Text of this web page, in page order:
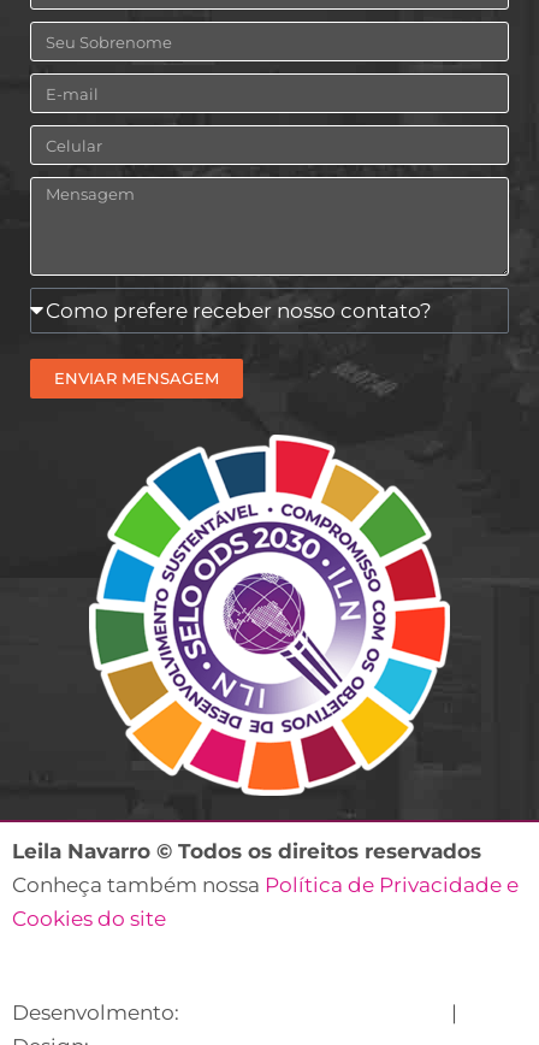
Sobrenome
Email
Celular
Mensagem
Como
prefere
receber
nosso
ENVIAR MENSAGEM
Leila Navarro © Todos os direitos reservados
Conheça também nossa Política de Privacidade e
Cookies do site
Desenvolmento:
|